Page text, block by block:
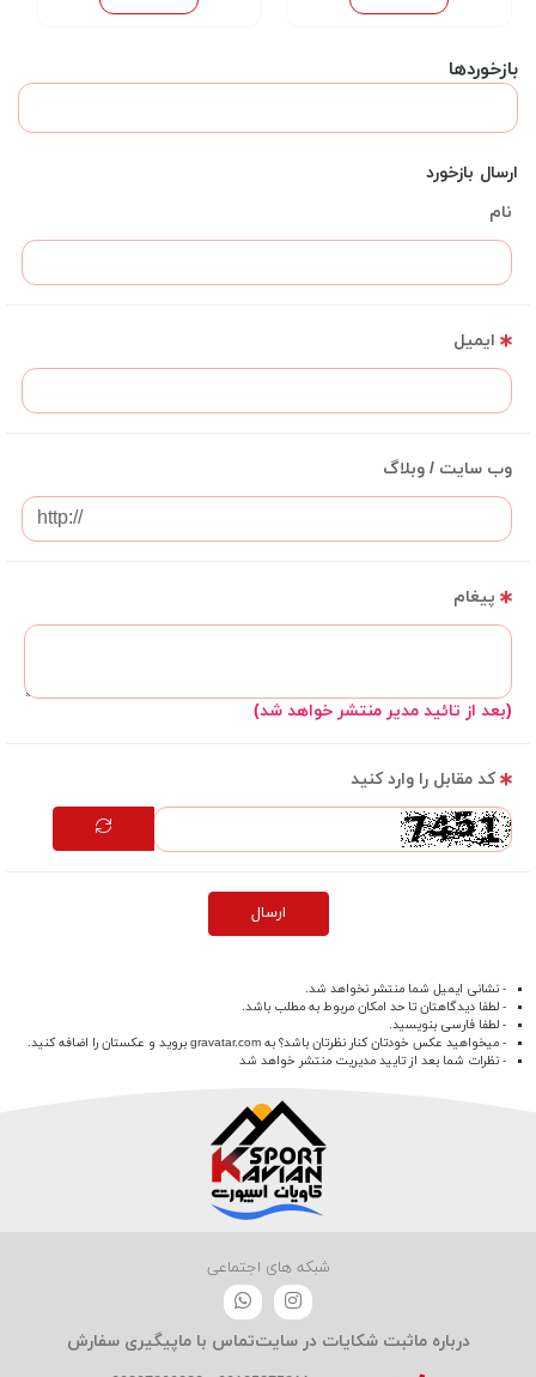
بازخوردها
ارسال بازخورد
نام
ایمیل
وب سایت / وبلاگ
پیغام
(بعد از تائید مدیر منتشر خواهد شد)
کد مقابل را وارد کنید
ارسال
- نشانی ایمیل شما منتشر نخواهد شد.
- لطفا دیدگاهتان تا حد امکان مربوط به مطلب باشد.
- لطفا فارسی بنویسید.
- میخواهید عکس خودتان کنار نظرتان باشد؟ به gravatar.com بروید و عکستان را اضافه کنید.
- نظرات شما بعد از تایید مدیریت منتشر خواهد شد
شبکه های اجتماعی
درباره ماثبت شکایات در سایتتماس با ماپیگیری سفارش